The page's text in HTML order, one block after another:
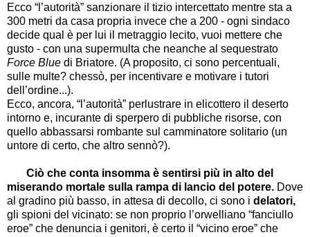
Ecco “l’autorità” sanzionare il tizio intercettato mentre sta a
300 metri da casa propria invece che a 200 - ogni sindaco
decide qual è per lui il metraggio lecito, vuoi mettere che
gusto - con una supermulta che neanche al sequestrato
Force Blue di Briatore. (A proposito, ci sono percentuali,
sulle multe? chessò, per incentivare e motivare i tutori
dell’ordine...).
Ecco, ancora, “l’autorità” perlustrare in elicottero il deserto
intorno e, incurante di sperpero di pubbliche risorse, con
quello abbassarsi rombante sul camminatore solitario (un
untore di certo, che altro sennò?).
Ciò che conta insomma è sentirsi più in alto del
miserando mortale sulla rampa di lancio del potere. Dove
al gradino più basso, in attesa di decollo, ci sono i delatori,
gli spioni del vicinato: se non proprio l’orwelliano “fanciullo
eroe” che denuncia i genitori, è certo il “vicino eroe” che